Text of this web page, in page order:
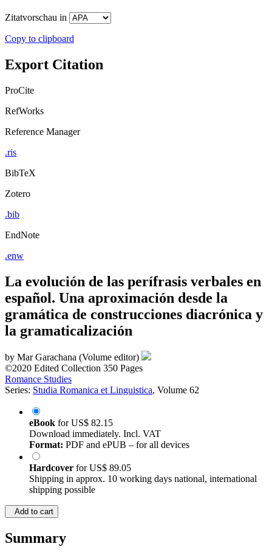
Zitatvorschau in
Copy to clipboard
Export Citation
ProCite
RefWorks
Reference Manager
.ris
BibTeX
Zotero
.bib
EndNote
.enw
La evolución de las perífrasis verbales en
español. Una aproximación desde la
gramática de construcciones diacrónica y
la gramaticalización
by Mar Garachana (Volume editor)
©2020 Edited Collection 350 Pages
Romance Studies
Series: Studia Romanica et Linguistica, Volume 62
eBook forUS$ 82.15
Download immediately. Incl. VAT
Format: PDF and ePUB – for all devices
Hardcover forUS$ 89.05
Shipping in approx. 10 working days national, international
shipping possible
Add to cart
Summary